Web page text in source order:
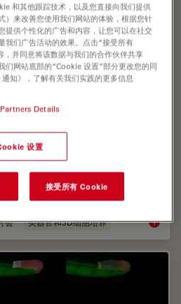
Organoids: High
imaging: fixed high content
view light sheet, and
turn 3D data into insights.
会 类器官和3D细胞培养
和其他跟踪技术，以及您直接向我们提供
）来改善您使用我们网站的体验，根据您针
提供个性化的广告和内容，让您可以在社交
我们广告活动的效果。点击“接受所有
并同意将该数据与我们的合作伙伴共享
们网站底部的“Cookie 设置”部分更改您的同
知》，了解有关我们实践的更多信息
Details
设置
接受所有 Cookie